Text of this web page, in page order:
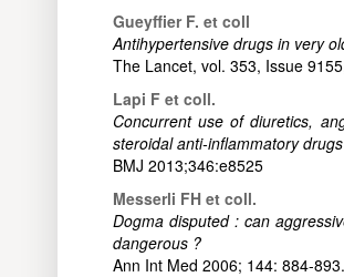
Gueyffier F. et coll
Antihypertensive drugs in very
The Lancet, vol. 353, Issue
Lapi F et coll.
Concurrent use of diuretics,
steroidal anti-inflammatory
BMJ 2013;346:e8525
Messerli FH et coll.
Dogma disputed : can
dangerous ?
Ann Int Med 2006; 144: 884-893.